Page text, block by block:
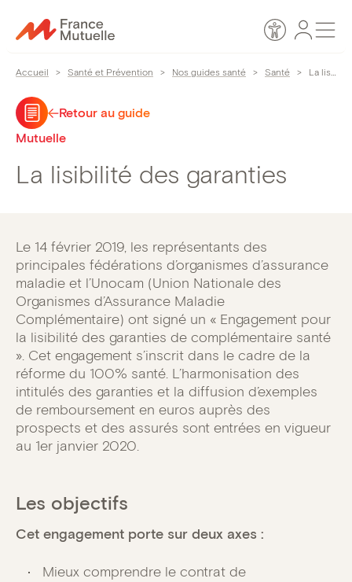
au
Accessibilité
Espace
Accueil > Santé et Prévention > Nos guides santé > Santé > La lisibilité des garanties
Retour au guide
Mutuelle
La lisibilité des garanties
Le 14 février 2019, les représentants des
principales fédérations d’organismes d’assurance
maladie et l’Unocam (Union Nationale des
Organismes d’Assurance Maladie
Complémentaire) ont signé un « Engagement pour
la lisibilité des garanties de complémentaire santé
». Cet engagement s’inscrit dans le cadre de la
réforme du 100% santé. L’harmonisation des
intitulés des garanties et la diffusion d’exemples
de remboursement en euros auprès des
prospects et des assurés sont entrées en vigueur
au 1er janvier 2020.
Les objectifs
Cet engagement porte sur deux axes :
Mieux comprendre le contrat de